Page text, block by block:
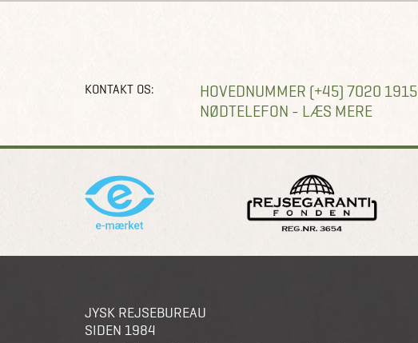
KONTAKT OS:
HOVEDNUMMER (+45) 7020 1915
NØDTELEFON - LÆS MERE
JYSK REJSEBUREAU
SIDEN 1984